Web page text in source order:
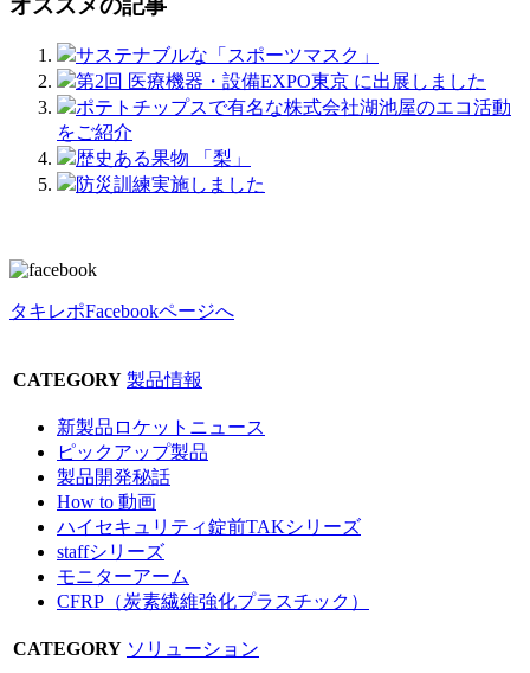
オススメの記事
サステナブルな「スポーツマスク」
第2回 医療機器・設備EXPO東京 に出展しました
ポテトチップスで有名な株式会社湖池屋のエコ活動
をご紹介
歴史ある果物 「梨」
防災訓練実施しました
タキレポFacebookページへ
CATEGORY 製品情報
新製品ロケットニュース
ピックアップ製品
製品開発秘話
How to 動画
ハイセキュリティ錠前TAKシリーズ
staffシリーズ
モニターアーム
CFRP（炭素繊維強化プラスチック）
CATEGORY ソリューション